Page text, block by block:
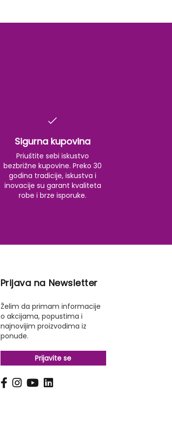
Sigurna kupovina
Priuštite sebi iskustvo
bezbrižne kupovine. Preko 30
godina tradicije, iskustva i
inovacije su garant kvaliteta
robe i brze isporuke.
Prijava na Newsletter
Želim da primam informacije
o akcijama, popustima i
najnovijim proizvodima iz
ponude.
Prijavite se